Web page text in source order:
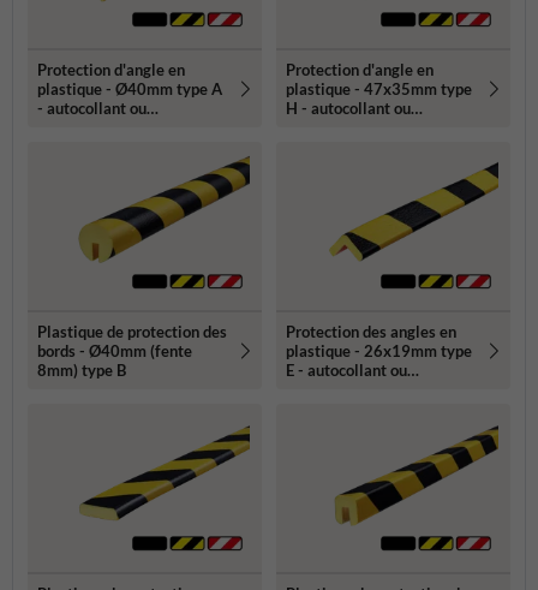
Protection d'angle en
plastique - Ø40mm type A
- autocollant ou
Protection d'angle en
plastique - 47x35mm type
H - autocollant ou
Plastique de protection des
bords - Ø40mm (fente
8mm) type B
Protection des angles en
plastique - 26x19mm type
E - autocollant ou